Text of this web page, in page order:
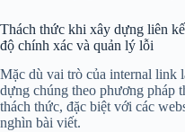
Thách thức khi xây dựng liên
độ chính xác và quản lý lỗi
Mặc dù vai trò của internal link
dựng chúng theo phương pháp
thách thức, đặc biệt với các
nghìn bài viết.